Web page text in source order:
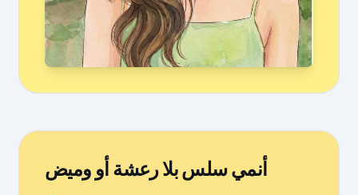
أنمي سلس بلا رعشة أو وميض